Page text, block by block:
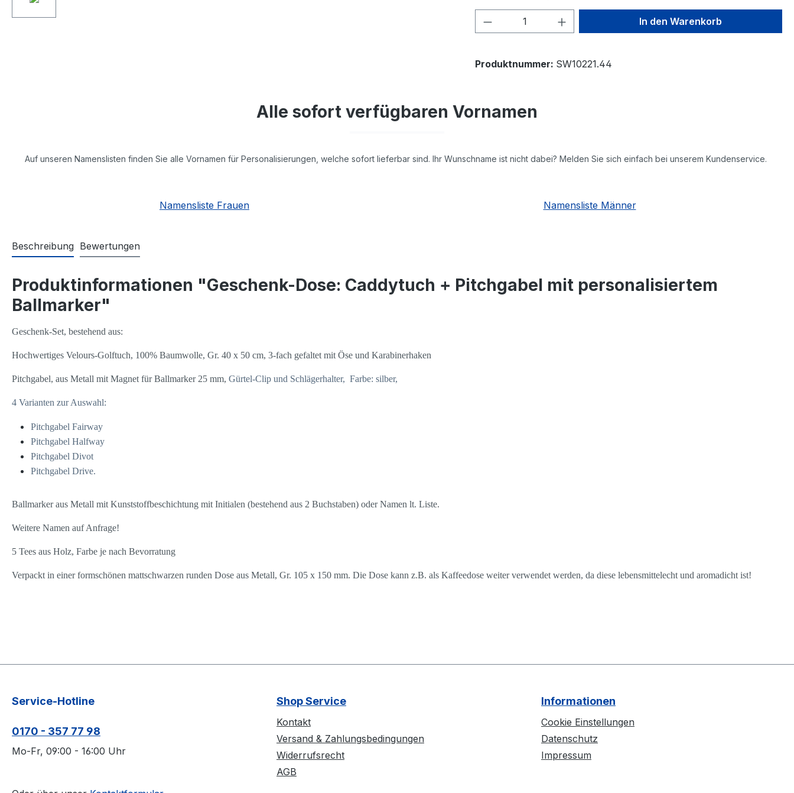
Produkt Anzahl: Gib den gewünschten Wert
In den Warenkorb
Produktnummer: SW10221.44
Alle sofort verfügbaren Vornamen
Auf unseren Namenslisten finden Sie alle Vornamen für Personalisierungen, welche sofort lieferbar sind. Ihr Wunschname ist nicht dabei? Melden Sie sich einfach bei unserem Kundenservice.
Namensliste Frauen Namensliste Männer
Beschreibung Bewertungen
Produktinformationen "Geschenk-Dose: Caddytuch + Pitchgabel mit personalisiertem
Ballmarker"
Geschenk-Set, bestehend aus:
Hochwertiges Velours-Golftuch, 100% Baumwolle, Gr. 40 x 50 cm, 3-fach gefaltet mit Öse und Karabinerhaken
Pitchgabel, aus Metall mit Magnet für Ballmarker 25 mm, Gürtel-Clip und Schlägerhalter, Farbe: silber,
4 Varianten zur Auswahl:
Pitchgabel Fairway
Pitchgabel Halfway
Pitchgabel Divot
Pitchgabel Drive.
Ballmarker aus Metall mit Kunststoffbeschichtung mit Initialen (bestehend aus 2 Buchstaben) oder Namen lt. Liste.
Weitere Namen auf Anfrage!
5 Tees aus Holz, Farbe je nach Bevorratung
Verpackt in einer formschönen mattschwarzen runden Dose aus Metall, Gr. 105 x 150 mm. Die Dose kann z.B. als Kaffeedose weiter verwendet werden, da diese lebensmittelecht und aromadicht ist!
Service-Hotline
0170 - 357 77 98
Mo-Fr, 09:00 - 16:00 Uhr
Shop Service
Kontakt
Versand & Zahlungsbedingungen
Widerrufsrecht
AGB
Informationen
Cookie Einstellungen
Datenschutz
Impressum